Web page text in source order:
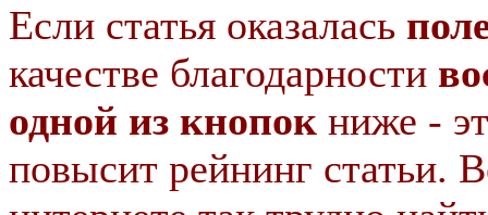
Если статья оказалась
качестве благодарности
одной из кнопок ниже -
повысит рейнинг статьи.